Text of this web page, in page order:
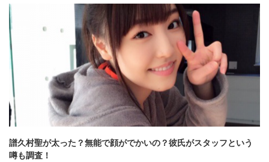
譜久村聖が太った？無能で顔がでかいの？彼氏がスタッフという
噂も調査！